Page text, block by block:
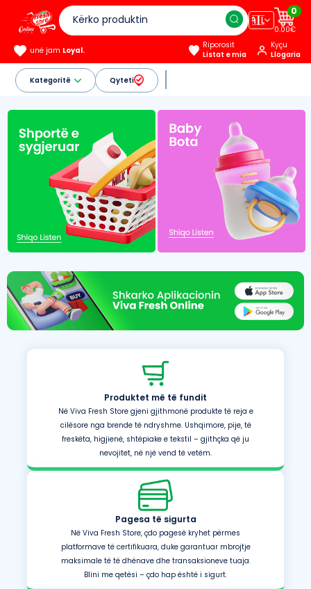
🇦🇱
0
0.00€
unë jam Loyal.
Riporosit
Listat e mia
Kyçu
Llogaria
Kategoritë Qyteti
Produktet më të fundit
Në Viva Fresh Store gjeni gjithmonë produkte të reja e
cilësore nga brende të ndryshme. Ushqimore, pije, të
freskëta, higjienë, shtëpiake e tekstil – gjithçka që ju
nevojitet, në një vend të vetëm.
Pagesa të sigurta
Në Viva Fresh Store, çdo pagesë kryhet përmes
platformave të certifikuara, duke garantuar mbrojtje
maksimale të të dhënave dhe transaksioneve tuaja.
Blini me qetësi – çdo hap është i sigurt.